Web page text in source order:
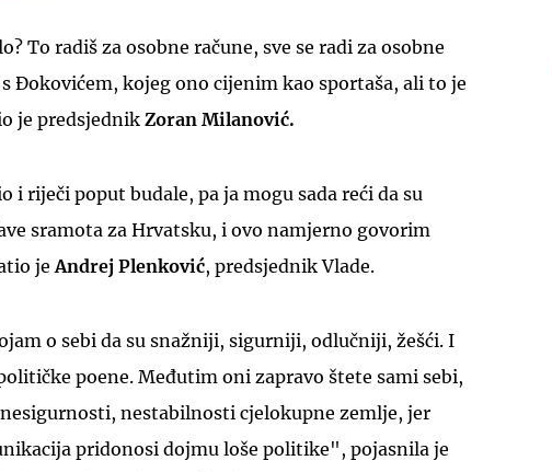
To radiš za osobne račune, sve se radi za osobne
Đokovićem, kojeg ono cijenim kao sportaša, ali to je
je predsjednik Zoran Milanović.
i riječi poput budale, pa ja mogu sada reći da su
sramota za Hrvatsku, i ovo namjerno govorim
je Andrej Plenković, predsjednik Vlade.
o sebi da su snažniji, sigurniji, odlučniji, žešći. I
poene. Međutim oni zapravo štete sami sebi,
nestabilnosti cjelokupne zemlje, jer
pridonosi dojmu loše politike", pojasnila je